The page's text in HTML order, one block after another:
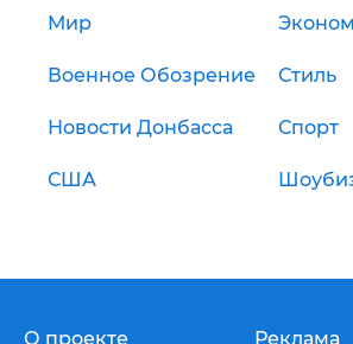
Мир
Военное Обозрение Стиль
Новости Донбасса Спорт
США
О проекте Реклама